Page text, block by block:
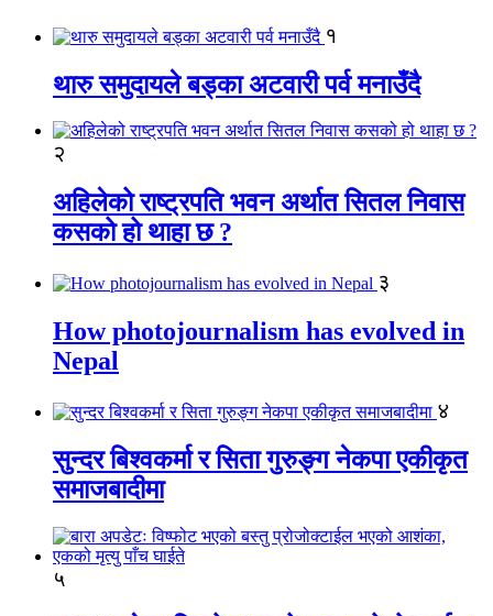
१
थारु समुदायले बड्का अटवारी पर्व मनाउँदै
२
अहिलेको राष्ट्रपति भवन अर्थात सितल निवास
कसको हो थाहा छ ?
३
How photojournalism has evolved in
Nepal
४
सुन्दर बिश्वकर्मा र सिता गुरुङ्ग नेकपा एकीकृत
समाजबादीमा
५